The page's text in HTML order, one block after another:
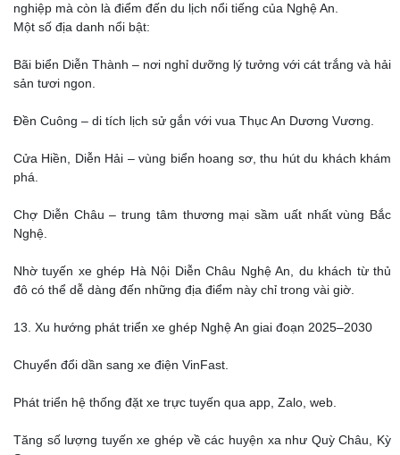
nghiệp mà còn là điểm đến du lịch nổi tiếng của Nghệ An.
Một số địa danh nổi bật:
Bãi biển Diễn Thành – nơi nghỉ dưỡng lý tưởng với cát trắng và hải
sản tươi ngon.
Đền Cuông – di tích lịch sử gắn với vua Thục An Dương Vương.
Cửa Hiền, Diễn Hải – vùng biển hoang sơ, thu hút du khách khám
phá.
Chợ Diễn Châu – trung tâm thương mại sầm uất nhất vùng Bắc
Nghệ.
Nhờ tuyến xe ghép Hà Nội Diễn Châu Nghệ An, du khách từ thủ
đô có thể dễ dàng đến những địa điểm này chỉ trong vài giờ.
13. Xu hướng phát triển xe ghép Nghệ An giai đoạn 2025–2030
Chuyển đổi dần sang xe điện VinFast.
Phát triển hệ thống đặt xe trực tuyến qua app, Zalo, web.
Tăng số lượng tuyến xe ghép về các huyện xa như Quỳ Châu, Kỳ